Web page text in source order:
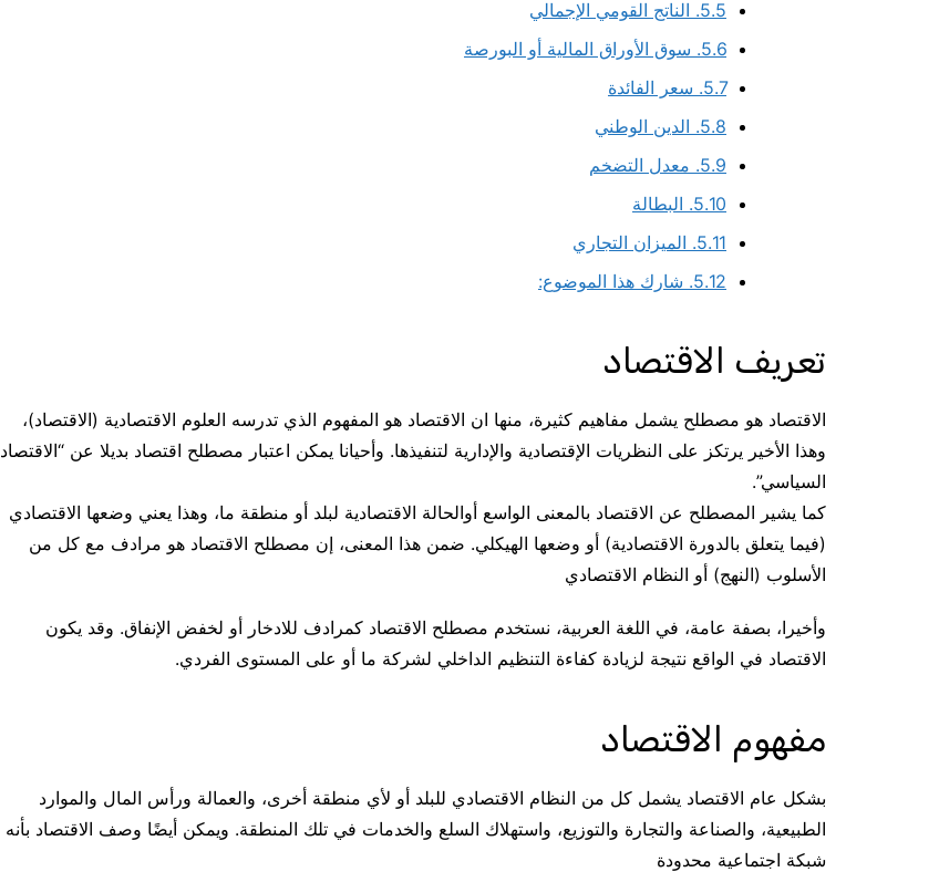
5.5. الناتج القومي الإجمالي
5.6. سوق الأوراق المالية أو البورصة
5.7. سعر الفائدة
5.8. الدين الوطني
5.9. معدل التضخم
5.10. البطالة
5.11. الميزان التجاري
5.12. شارك هذا الموضوع:
تعريف الاقتصاد
الاقتصاد هو مصطلح يشمل مفاهيم كثيرة، منها ان الاقتصاد هو المفهوم الذي تدرسه العلوم الاقتصادية (الاقتصاد)،
وهذا الأخير يرتكز على النظريات الإقتصادية والإدارية لتنفيذها. وأحيانا يمكن اعتبار مصطلح اقتصاد بديلا عن “الاقتصاد
السياسي”.
كما يشير المصطلح عن الاقتصاد بالمعنى الواسع أوالحالة الاقتصادية لبلد أو منطقة ما، وهذا يعني وضعها الاقتصادي
(فيما يتعلق بالدورة الاقتصادية) أو وضعها الهيكلي. ضمن هذا المعنى، إن مصطلح الاقتصاد هو مرادف مع كل من
الأسلوب (النهج) أو النظام الاقتصادي
وأخيرا، بصفة عامة، في اللغة العربية، نستخدم مصطلح الاقتصاد كمرادف للادخار أو لخفض الإنفاق. وقد يكون
الاقتصاد في الواقع نتيجة لزيادة كفاءة التنظيم الداخلي لشركة ما أو على المستوى الفردي.
مفهوم الاقتصاد
بشكل عام الاقتصاد يشمل كل من النظام الاقتصادي للبلد أو لأي منطقة أخرى، والعمالة ورأس المال والموارد
الطبيعية، والصناعة والتجارة والتوزيع، واستهلاك السلع والخدمات في تلك المنطقة. ويمكن أيضًا وصف الاقتصاد بأنه
شبكة اجتماعية محدودة